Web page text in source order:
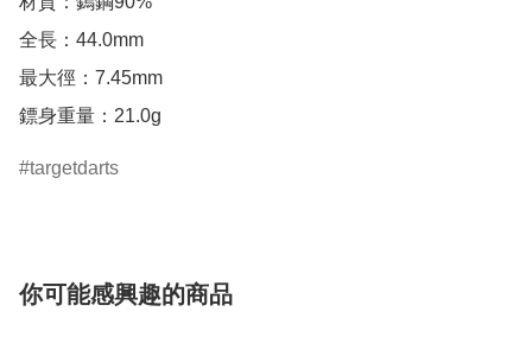
全長：44.0mm
最大徑：7.45mm
鏢身重量：21.0g
targetdarts
你可能感興趣的商品